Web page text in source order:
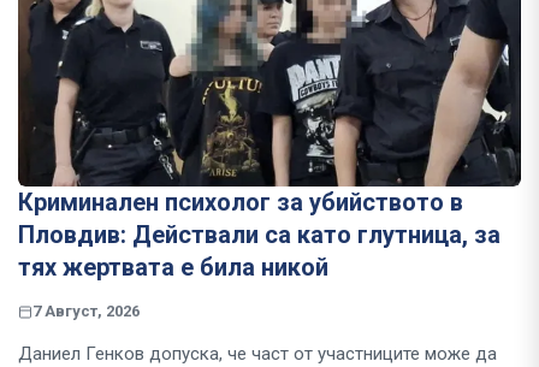
Криминален психолог за убийството в
Пловдив: Действали са като глутница, за
тях жертвата е била никой
7 Август, 2026
Даниел Генков допуска, че част от участниците може да